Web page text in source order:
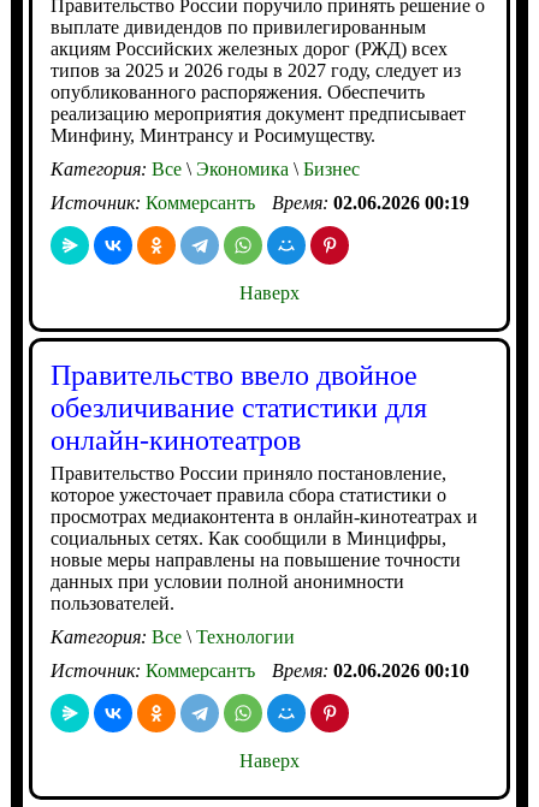
Правительство России поручило принять решение о
выплате дивидендов по привилегированным
акциям Российских железных дорог (РЖД) всех
типов за 2025 и 2026 годы в 2027 году, следует из
опубликованного распоряжения. Обеспечить
реализацию мероприятия документ предписывает
Минфину, Минтрансу и Росимуществу.
Категория: Все\Экономика \Бизнес
Источник: Коммерсантъ Время: 02.06.2026 00:19
Наверх
Правительство ввело двойное
обезличивание статистики для
онлайн-кинотеатров
Правительство России приняло постановление,
которое ужесточает правила сбора статистики о
просмотрах медиаконтента в онлайн-кинотеатрах и
социальных сетях. Как сообщили в Минцифры,
новые меры направлены на повышение точности
данных при условии полной анонимности
пользователей.
Категория: Все\Технологии
Источник: Коммерсантъ Время: 02.06.2026 00:10
Наверх